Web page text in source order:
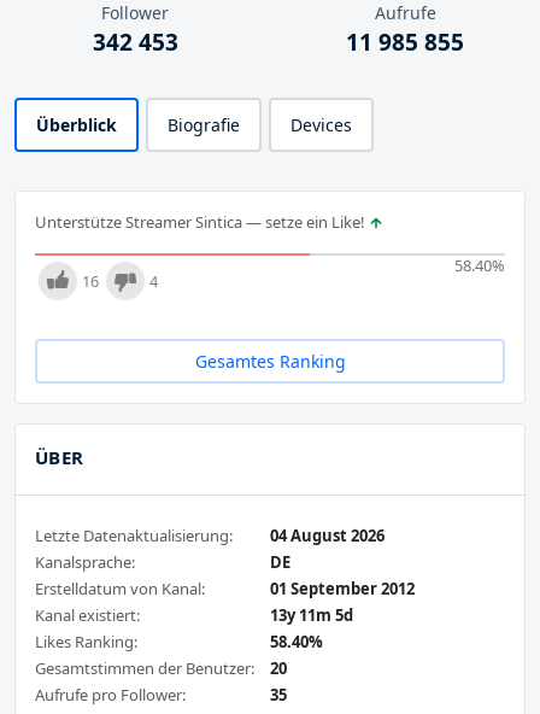
Follower
342 453
Aufrufe
11 985 855
Überblick Biografie Devices
Unterstütze Streamer Sintica — setze ein Like!
58.40%
16 4
Gesamtes Ranking
ÜBER
Letzte Datenaktualisierung:
04 August 2026
Kanalsprache:
DE
Erstelldatum von Kanal:
01 September 2012
Kanal existiert:
13y 11m 5d
Likes Ranking:
58.40%
Gesamtstimmen der Benutzer:
20
Aufrufe pro Follower:
35